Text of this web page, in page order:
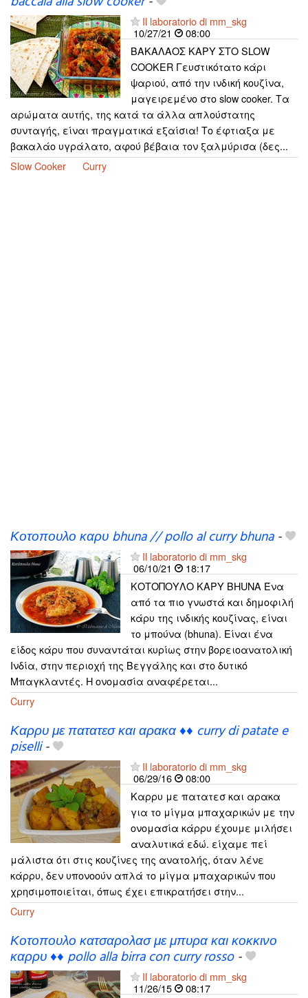
Il laboratorio di mm_skg
10/27/21
08:00
ΒΑΚΑΛΑΟΣ ΚΑΡΥ ΣΤΟ SLOW
COOKER Γευστικότατο κάρι
ψαριού, από την ινδική κουζίνα,
μαγειρεμένο στο slow cooker. Τα
αρώματα αυτής, της κατά τα άλλα απλούστατης
συνταγής, είναι πραγματικά εξαίσια! Το έφτιαξα με
βακαλάο υγράλατο, αφού βέβαια τον ξαλμύρισα (δες...
Slow Cooker
Curry
Κοτοπουλο καρυ bhuna // pollo al curry bhuna-
Il laboratorio di mm_skg
06/10/21
18:17
ΚΟΤΟΠΟΥΛΟ ΚΑΡΥ BHUNA Ένα
από τα πιο γνωστά και δημοφιλή
κάρυ της ινδικής κουζίνας, είναι
το μπούνα (bhuna). Είναι ένα
είδος κάρυ που συναντάται κυρίως στην βορειοανατολική
Ινδία, στην περιοχή της Βεγγάλης και στο δυτικό
Μπαγκλαντές. Η ονομασία αναφέρεται...
Curry
Καρρυ με πατατεσ και αρακα ♦♦ curry di patate e
piselli-
Il laboratorio di mm_skg
06/29/16
08:00
Καρρυ με πατατεσ και αρακα
για το μίγμα μπαχαρικών με την
ονομασία κάρρυ έχουμε μιλήσει
αναλυτικά εδώ. είχαμε πεί
μάλιστα ότι στις κουζίνες της ανατολής, όταν λένε
κάρρυ, δεν υπονοούν απλά το μίγμα μπαχαρικών που
χρησιμοποιείται, όπως έχει επικρατήσει στην...
Curry
Κοτοπουλο κατσαρολασ με μπυρα και κοκκινο
καρρυ ♦♦ pollo alla birra con curry rosso-
Il laboratorio di mm_skg
11/26/15
08:17